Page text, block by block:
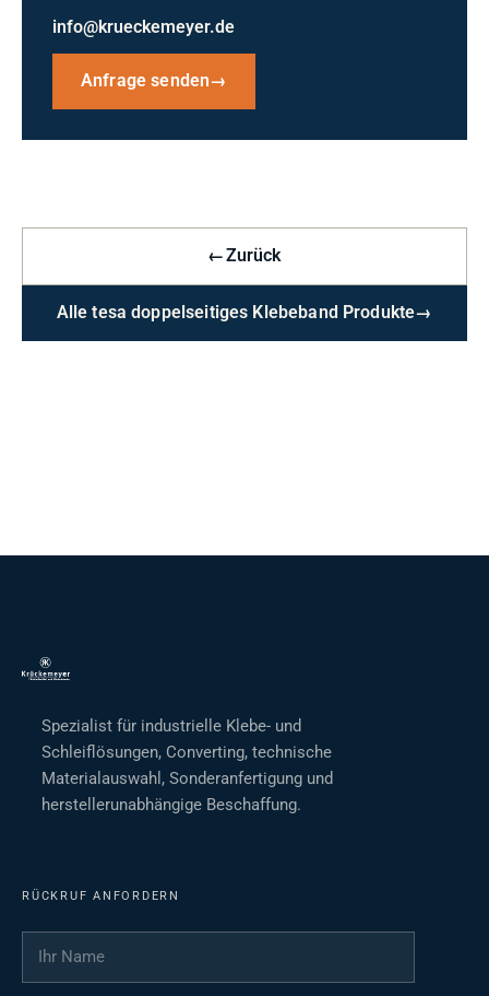
info@krueckemeyer.de
Anfrage senden→
←Zurück
Alle tesa doppelseitiges Klebeband Produkte→
Spezialist für industrielle Klebe- und
Schleiflösungen, Converting, technische
Materialauswahl, Sonderanfertigung und
herstellerunabhängige Beschaffung.
RÜCKRUF ANFORDERN
Ihr Name